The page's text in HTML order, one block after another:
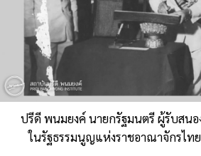
ปรีดี พนมยงค์ นายกรัฐมนตรี ผู้รับสนอ
ในรัฐธรรมนูญแห่งราชอาณาจักรไท